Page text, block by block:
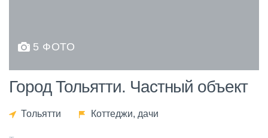
5 ФОТО
Город Тольятти. Частный объект
Тольятти Коттеджи, дачи